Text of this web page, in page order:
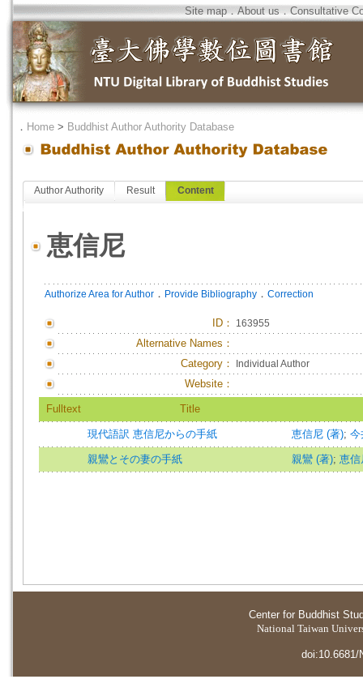
Site map．About us．Consultative
． Home > Buddhist Author Authority Database
Author Authority Result Content
恵信尼
Authorize Area for Author ． Provide Bibliography ． Correction
ID ： 163955
Alternative Names：
Category：
Individual Author
Website：
Fulltext Title
現代語訳 恵信尼からの手紙 恵信尼 (著); 今
親鸞とその妻の手紙 親鸞 (著); 恵信
Center for Buddhist
National Taiwan
doi:10.6681/